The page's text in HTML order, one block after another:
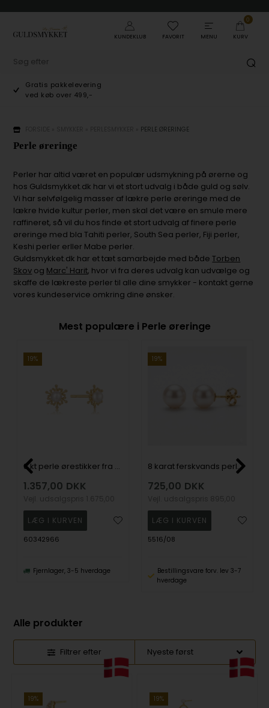
KUNDEKLUB FAVORIT MENU
0
KURV
Gratis pakkelevering
ved køb over 499,-
PERLE ØRERINGE
Perle øreringe
Perler har altid været en populær udsmykning på ørerne og
hos Guldsmykket.dk har vi et stort udvalg i både guld og sølv.
Vi har selvfølgelig masser af lækre perle øreringe med de
lækre hvide kultur perler, men skal det være en smule mere
raffineret, så vil du hos finde et stort udvalg af finere perle
øreringe med bla Tahiti perler, South Sea perler, Fiji perler,
Keshi perler erller Mabe perler.
Guldsmykket.dk har et tæt samarbejde med bådeTorben
Skov og Marc' Harit, hvor vi fra deres udvalg kan udvælge og
skaffe de lækreste perler til alle dine smykker - kontakt gerne
vores kundeservice omkring dine ønsker.
Mest populære i Perle øreringe
19%
8 kt perle ørestikker fra Støvring
1.357,00 DKK
60342966
Fjernlager, 3-5 hverdage
19%
8 karat ferskvands perle ørestikker, 6-6,5 mm
725,00 DKK
5516/08
Bestillingsvare forv. lev 3-7
hverdage
Alle produkter
Filtrer efter
19% 19%